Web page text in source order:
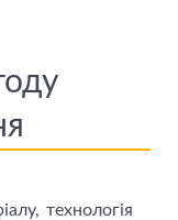
технологія